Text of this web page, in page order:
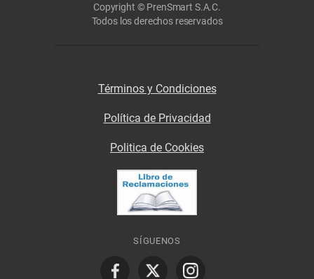
Copyright © PrenSmart S.A.C.
Todos los derechos reservados
Términos y Condiciones
Política de Privacidad
Politica de Cookies
SÍGUENOS